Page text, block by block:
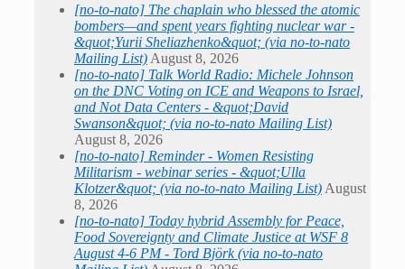
[no-to-nato] The chaplain who blessed the atomic
bombers—and spent years fighting nuclear war -
&quot;Yurii Sheliazhenko&quot; (via no-to-nato
Mailing List) August 8, 2026
[no-to-nato] Talk World Radio: Michele Johnson
on the DNC Voting on ICE and Weapons to Israel,
and Not Data Centers - &quot;David
Swanson&quot; (via no-to-nato Mailing List)
August 8, 2026
[no-to-nato] Reminder - Women Resisting
Militarism - webinar series - &quot;Ulla
Klotzer&quot; (via no-to-nato Mailing List) August
8, 2026
[no-to-nato] Today hybrid Assembly for Peace,
Food Sovereignty and Climate Justice at WSF 8
August 4-6 PM - Tord Björk (via no-to-nato